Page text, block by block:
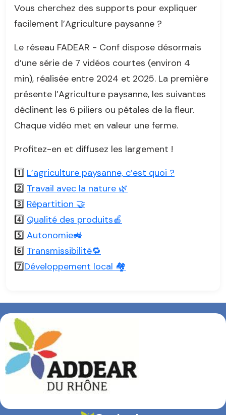
Vous cherchez des supports pour expliquer
facilement l’Agriculture paysanne ?
Le réseau FADEAR - Conf dispose désormais
d’une série de 7 vidéos courtes (environ 4
min), réalisée entre 2024 et 2025. La première
présente l’Agriculture paysanne, les suivantes
déclinent les 6 piliers ou pétales de la fleur.
Chaque vidéo met en valeur une ferme.
Profitez-en et diffusez les largement !
1️⃣ L’agriculture paysanne, c’est quoi ?
2️⃣ Travail avec la nature 🌿
3️⃣ Répartition 🤝
4️⃣ Qualité des produits🍎
5️⃣ Autonomie🚜
6️⃣ Transmissibilité🔁
7️⃣Développement local 🏘